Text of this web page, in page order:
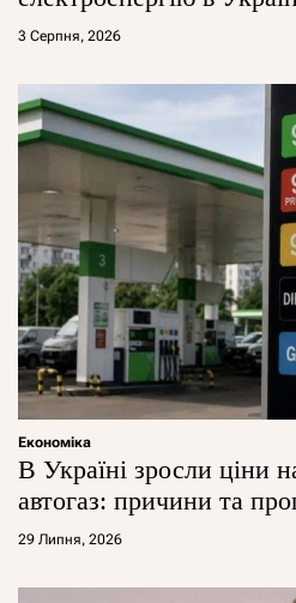
3 Серпня, 2026
Економіка
В Україні зросли ціни
автогаз: причини та
29 Липня, 2026